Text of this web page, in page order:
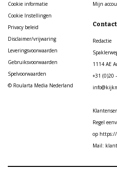
Cookie informatie
Cookie Instellingen
Privacy beleid
Disclaimer/vrijwaring
Leveringsvoorwaarden
Gebruiksvoorwaarden
Spelvoorwaarden
© Roularta Media Nederland
Mijn
Contact
Redactie
1114 AE
+31 (0)20
Regel
op
Mail: